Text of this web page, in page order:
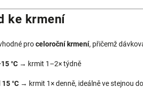
ke krmení
proceloroční krmení, přičemž
°C → krmit 1–2× týdně
°C → krmit 1× denně, ideálně ve stejnou